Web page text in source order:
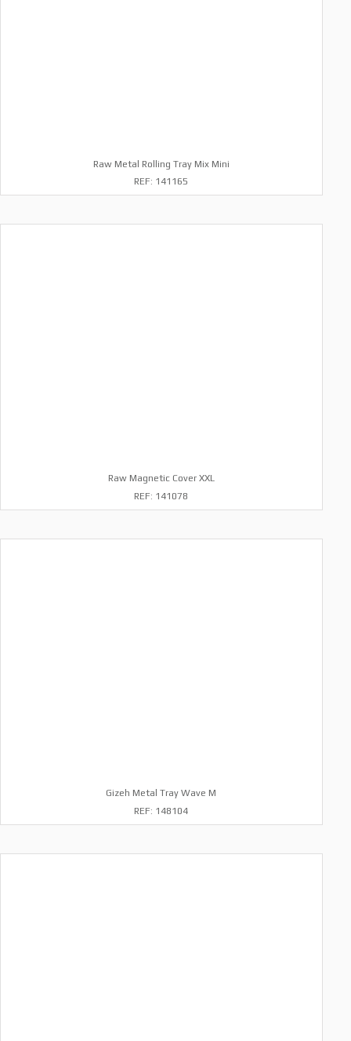
Raw Metal Rolling Tray Mix Mini
REF: 141165
Raw Magnetic Cover XXL
REF: 141078
Gizeh Metal Tray Wave M
REF: 148104